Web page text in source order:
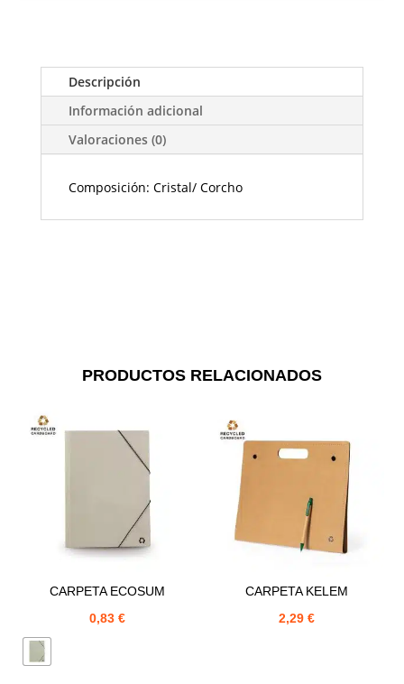
Descripción
Información adicional
Valoraciones (0)
Composición: Cristal/ Corcho
PRODUCTOS RELACIONADOS
CARPETA ECOSUM
0,83€
CARPETA KELEM
2,29 €